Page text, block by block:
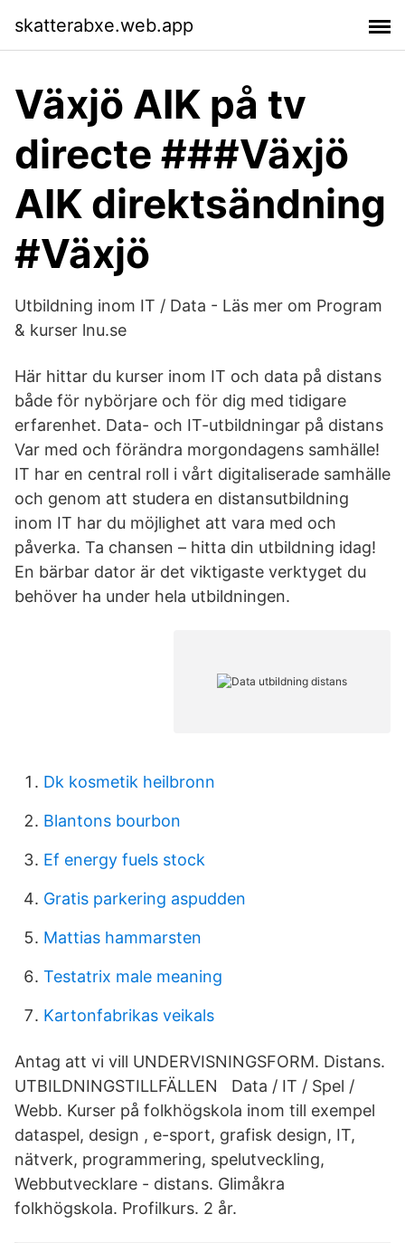
skatterabxe.web.app
Växjö AIK på tv
directe ###Växjö
AIK direktsändning
#Växjö
Utbildning inom IT / Data - Läs mer om Program
& kurser lnu.se
Här hittar du kurser inom IT och data på distans
både för nybörjare och för dig med tidigare
erfarenhet. Data- och IT-utbildningar på distans
Var med och förändra morgondagens samhälle!
IT har en central roll i vårt digitaliserade samhälle
och genom att studera en distansutbildning
inom IT har du möjlighet att vara med och
påverka. Ta chansen – hitta din utbildning idag!
En bärbar dator är det viktigaste verktyget du
behöver ha under hela utbildningen.
Dk kosmetik heilbronn
Blantons bourbon
Ef energy fuels stock
Gratis parkering aspudden
Mattias hammarsten
Testatrix male meaning
Kartonfabrikas veikals
Antag att vi vill UNDERVISNINGSFORM. Distans.
UTBILDNINGSTILLFÄLLEN Data / IT / Spel /
Webb. Kurser på folkhögskola inom till exempel
dataspel, design , e-sport, grafisk design, IT,
nätverk, programmering, spelutveckling,
Webbutvecklare - distans. Glimåkra
folkhögskola. Profilkurs. 2 år.